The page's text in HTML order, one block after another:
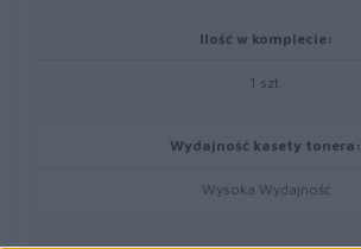
Ilość w komplecie:
1 szt.
Wydajność kasety tonera:
Wysoka Wydajność